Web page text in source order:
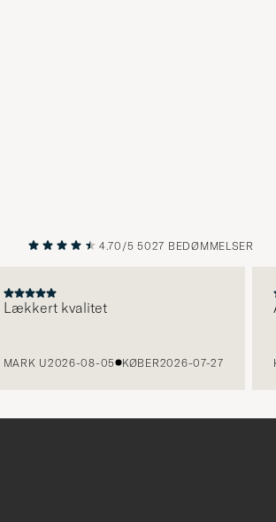
4.70/5 5027 BEDØMMELSER
kvalitet
U 2026-08-05 KØBER2026-07-27
Alt